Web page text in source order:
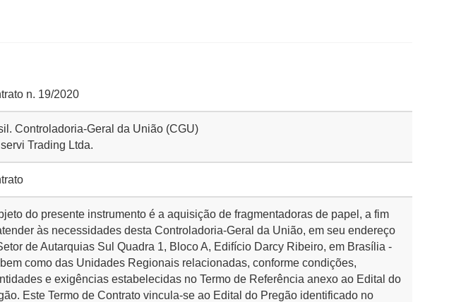
n. 19/2020
Controladoria-Geral da União (CGU)
Trading Ltda.
do presente instrumento é a aquisição de fragmentadoras de papel, a fim
às necessidades desta Controladoria-Geral da União, em seu endereço
de Autarquias Sul Quadra 1, Bloco A, Edifício Darcy Ribeiro, em Brasília -
bem como das Unidades Regionais relacionadas, conforme condições,
e exigências estabelecidas no Termo de Referência anexo ao Edital do
Este Termo de Contrato vincula-se ao Edital do Pregão identificado no